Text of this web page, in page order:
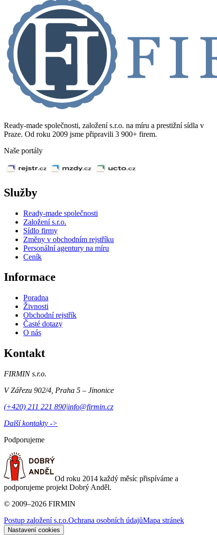
Ready-made společnosti, založení s.r.o. na míru a prestižní sídla v
Praze. Od roku 2009 jsme připravili 3 900+ firem.
Naše portály
Služby
Ready-made společnosti
Založení s.r.o.
Sídlo firmy
Změny v obchodním rejstříku
Personální agentury na míru
Ceník
Informace
Poradna
Živnosti
Obchodní rejstřík
Časté dotazy
O nás
Kontakt
FIRMIN s.r.o.
V Zářezu 902/4 Praha 5 – Jinonice
(+420) 211 221 890|info@firmin.cz
Další kontakty ->
Podporujeme
Od roku 2014 každý měsíc přispíváme a
podporujeme projekt Dobrý Anděl.
© 2009–2026 FIRMIN
Postup založení s.r.o.Ochrana osobních údajůMapa stránek
Nastavení cookies